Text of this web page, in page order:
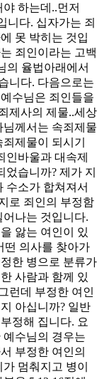
하는데..먼저
니다. 십자가는 죄
못 박히는 것입
죄인이라는 고백
의 율법아래에서
니다. 다음으로는
수님은 죄인들을
제사의 제물..세상
께서는 속죄제물
제물이 되시기
인바울과 대속제
습니까? 제가 지
수소가 합쳐져서
로 죄인의 부정함
나는 것입니다.
앓는 여인이 있
떤 의사를 찾아가
한 병으로 분류가
사람과 함께 있
런데 부정한 여인
아십니까? 일반
정해 집니다. 요
수님의 경우는
부정한 여인의
멈춰지고 병이